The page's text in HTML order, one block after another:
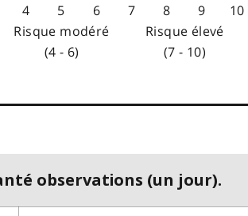
4 5 6 7 8 9
10
Risque modéré
(4 - 6)
Risque élevé
(7 - 10)
observations (un jour).